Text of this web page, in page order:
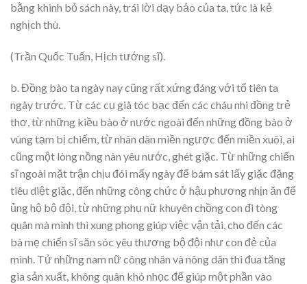
bằng khinh bỏ sách này, trái lời dạy bảo của ta, tức là kẻ
nghịch thù.
(Trần Quốc Tuấn, Hịch tướng sĩ).
b. Đồng bào ta ngày nay cũng rất xứng đáng với tổ tiên ta
ngày trước. Từ các cụ già tóc bạc đến các cháu nhi đồng trẻ
thơ, từ những kiều bào ở nước ngoài đến những đồng bào ở
vùng tạm bị chiếm, từ nhân dân miền ngược đến miền xuôi, ai
cũng một lòng nồng nàn yêu nước, ghét giặc. Từ những chiến
sĩ ngoài mặt trận chịu đói mấy ngày để bám sát lấy giặc đặng
tiêu diệt giặc, đến những công chức ở hậu phương nhịn ăn để
ủng hộ bộ đội, từ những phụ nữ khuyên chồng con đi tòng
quân mà mình thì xung phong giúp việc vận tải, cho đến các
bà mẹ chiến sĩ săn sóc yêu thương bộ đội như con đẻ của
mình. Tử những nam nữ công nhân và nông dân thi đua tăng
gia sản xuất, không quân khó nhọc để giúp một phần vào